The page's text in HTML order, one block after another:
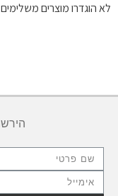
לא הוגדרו מוצרים